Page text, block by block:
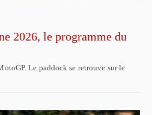
2026, le programme du
Le paddock se retrouve sur le